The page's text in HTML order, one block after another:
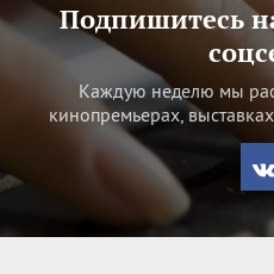
Подпишитесь
Каждую неделю мы
кинопремьерах,